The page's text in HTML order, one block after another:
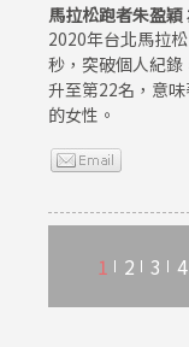
馬拉松跑者朱盈穎
2020年台北馬拉
秒，突破個人紀
升至第22名，意
的女性。
1 2 3 4